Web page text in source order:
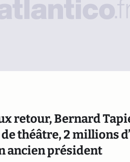
retour, Bernard
théâtre, 2 millions
ancien président